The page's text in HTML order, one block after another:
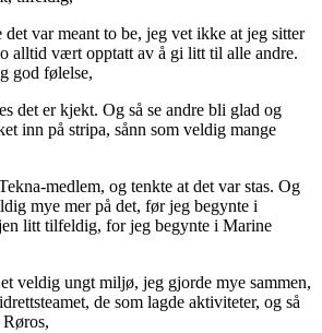
det var meant to be, jeg vet ikke at jeg sitter
alltid vært opptatt av å gi litt til alle andre.
god følelse,
det er kjekt. Og så se andre bli glad og
inn på stripa, sånn som veldig mange
medlem, og tenkte at det var stas. Og
mye mer på det, før jeg begynte i
litt tilfeldig, for jeg begynte i Marine
veldig ungt miljø, jeg gjorde mye sammen,
de som lagde aktiviteter, og så